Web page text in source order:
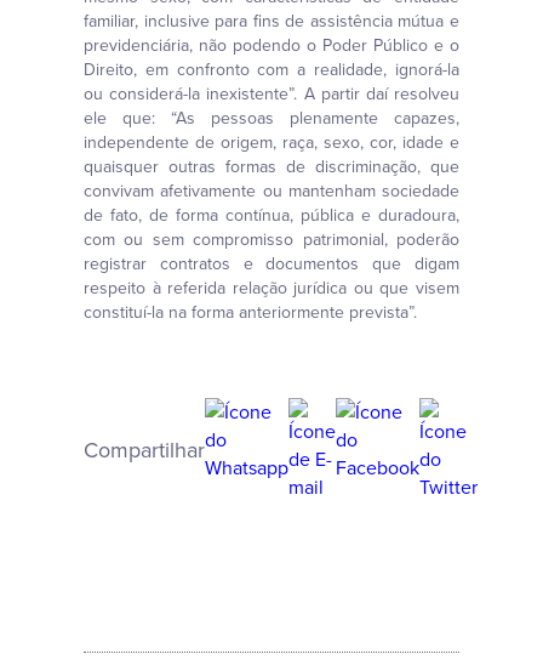
familiar, inclusive para fins de assistência mútua e
previdenciária, não podendo o Poder Público e o
Direito, em confronto com a realidade, ignorá-la
ou considerá-la inexistente”. A partir daí resolveu
ele que: “As pessoas plenamente capazes,
independente de origem, raça, sexo, cor, idade e
quaisquer outras formas de discriminação, que
convivam afetivamente ou mantenham sociedade
de fato, de forma contínua, pública e duradoura,
com ou sem compromisso patrimonial, poderão
registrar contratos e documentos que digam
respeito à referida relação jurídica ou que visem
constituí-la na forma anteriormente prevista”.
Compartilhar